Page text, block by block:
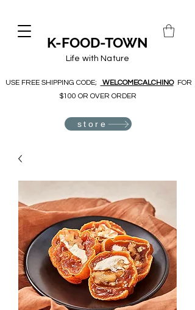
K-FOOD-TOWN
Life with Nature
USE FREE SHIPPING CODE; WELCOMECALCHINOFOR
$100 OR OVER ORDER
store